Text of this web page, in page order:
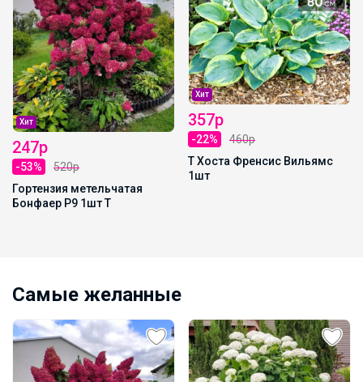
Хит
247р
-53%
520р
Гортензия метельчатая
Бонфаер Р9 1шт Т
Хит
357р
-22%
460р
Т Хоста Френсис Вильямс
1шт
Самые желанные